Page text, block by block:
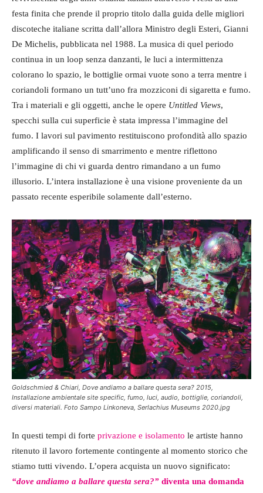
festa finita che prende il proprio titolo dalla guida delle migliori
discoteche italiane scritta dall’allora Ministro degli Esteri, Gianni
De Michelis, pubblicata nel 1988. La musica di quel periodo
continua in un loop senza danzanti, le luci a intermittenza
colorano lo spazio, le bottiglie ormai vuote sono a terra mentre i
coriandoli formano un tutt’uno fra mozziconi di sigaretta e fumo.
Tra i materiali e gli oggetti, anche le opere Untitled Views,
specchi sulla cui superficie è stata impressa l’immagine del
fumo. I lavori sul pavimento restituiscono profondità allo spazio
amplificando il senso di smarrimento e mentre riflettono
l’immagine di chi vi guarda dentro rimandano a un fumo
illusorio. L’intera installazione è una visione proveniente da un
passato recente esperibile solamente dall’esterno.
Goldschmied & Chiari, Dove andiamo a ballare questa sera? 2015,
Installazione ambientale site specific, fumo, luci, audio, bottiglie, coriandoli,
diversi materiali. Foto Sampo Linkoneva, Serlachius Museums 2020.jpg
In questi tempi di forte privazione e isolamento le artiste hanno
ritenuto il lavoro fortemente contingente al momento storico che
stiamo tutti vivendo. L’opera acquista un nuovo significato:
“dove andiamo a ballare questa sera?” diventa una domanda